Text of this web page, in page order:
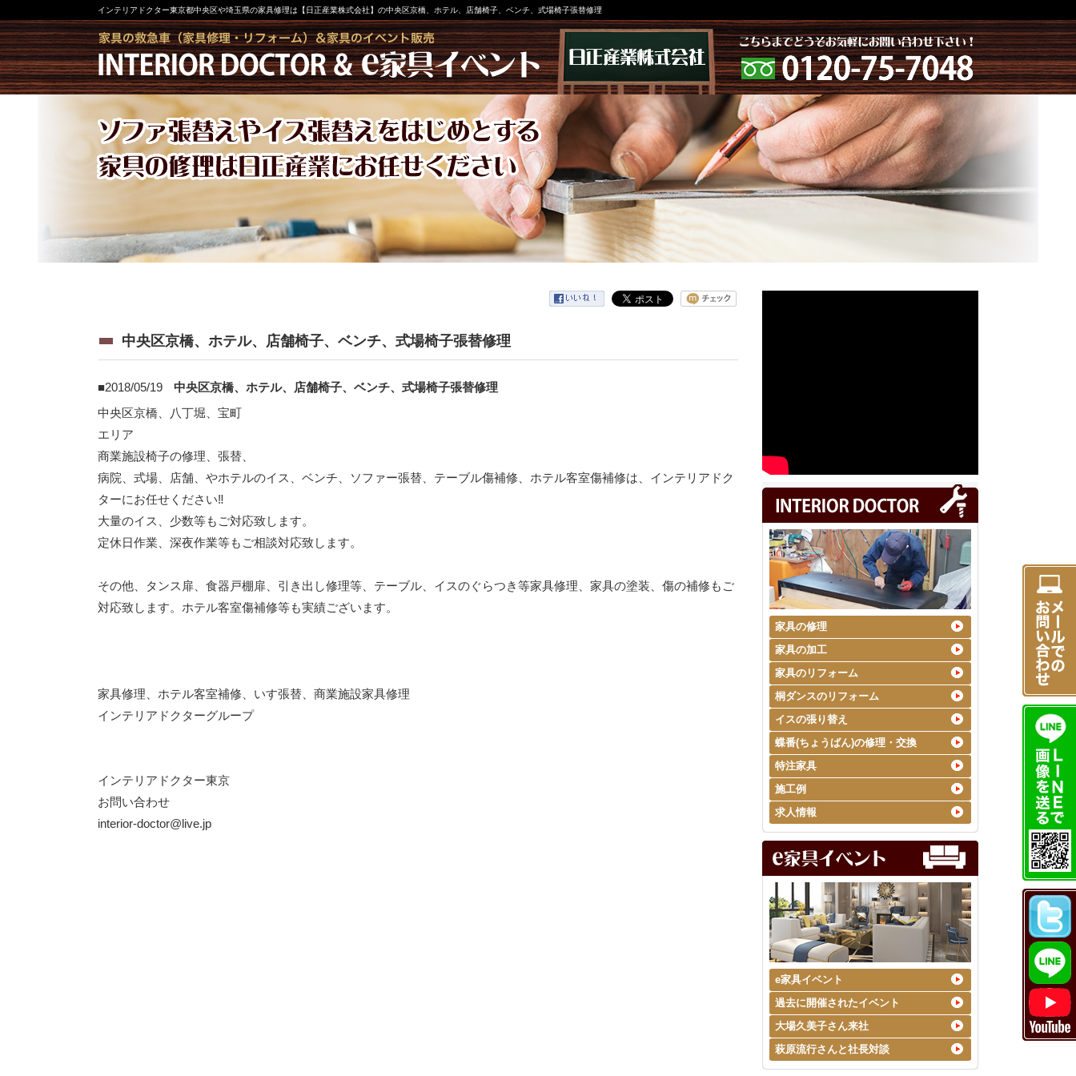
インテリアドクター東京都中央区や埼玉県の家具修理は【日正産業株式会社】の中央区京橋、ホテル、店舗椅子、ベンチ、式場椅子張替修理
中央区京橋、ホテル、店舗椅子、ベンチ、式場椅子張替修理
■2018/05/19
中央区京橋、ホテル、店舗椅子、ベンチ、式場椅子張替修理
中央区京橋、八丁堀、宝町
エリア
商業施設椅子の修理、張替、
病院、式場、店舗、やホテルのイス、ベンチ、ソファー張替、テーブル傷補修、ホテル客室傷補修は、インテリアドク
ターにお任せください‼
大量のイス、少数等もご対応致します。
定休日作業、深夜作業等もご相談対応致します。
その他、タンス扉、食器戸棚扉、引き出し修理等、テーブル、イスのぐらつき等家具修理、家具の塗装、傷の補修もご
対応致します。ホテル客室傷補修等も実績ございます。
家具修理、ホテル客室補修、いす張替、商業施設家具修理
インテリアドクターグループ
インテリアドクター東京
お問い合わせ
interior-doctor@live.jp
家具の修理
家具の加工
家具のリフォーム
桐ダンスのリフォーム
イスの張り替え
蝶番(ちょうばん)の修理・交換
特注家具
施工例
求人情報
e家具イベント
過去に開催されたイベント
大場久美子さん来社
萩原流行さんと社長対談